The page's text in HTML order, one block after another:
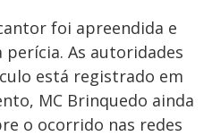
foi apreendida e
As autoridades
está registrado em
MC Brinquedo ainda
o ocorrido nas redes